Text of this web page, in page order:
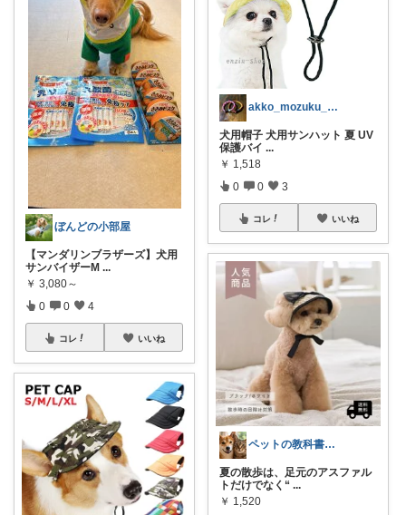
ぼんどの小部屋
【マンダリンブラザーズ】犬用
サンバイザーM ...
￥ 3,080～
0 0 4
コレ いいね
akko_mozuku_mugisuke
犬用帽子 犬用サンハット 夏 UV
保護バイ ...
￥ 1,518
0 0 3
コレ いいね
ペットの教科書【犬猫生活研究所】
夏の散歩は、足元のアスファル
トだけでなく“ ...
￥ 1,520